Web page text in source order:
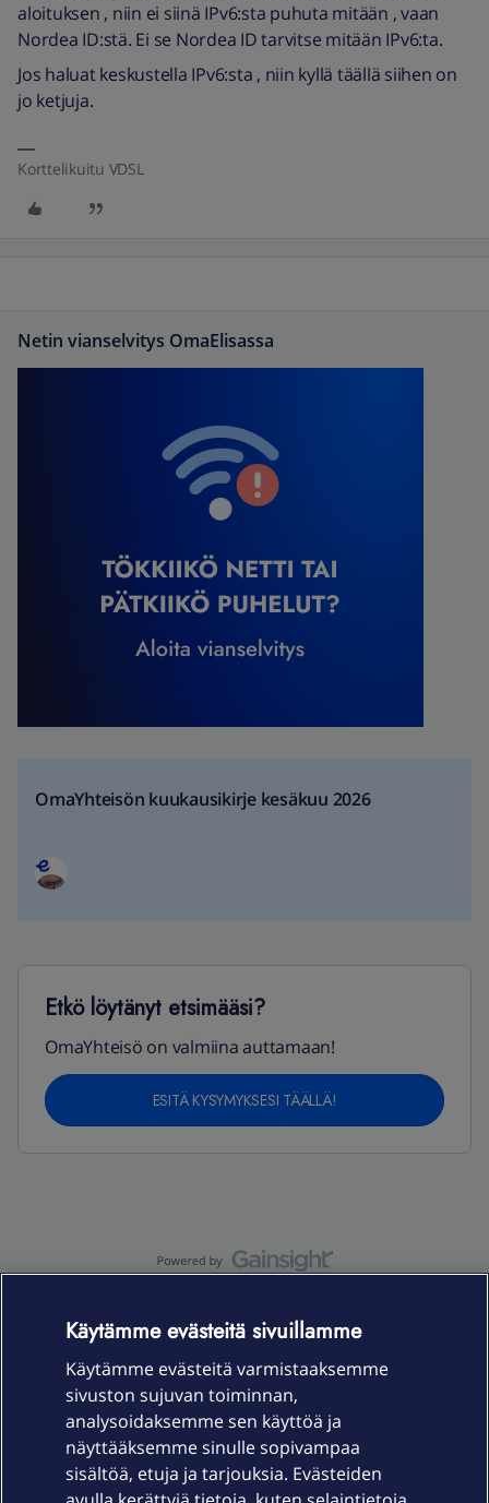
aloituksen , niin ei siinä IPv6:sta puhuta mitään , vaan
Nordea ID:stä. Ei se Nordea ID tarvitse mitään IPv6:ta.
Jos haluat keskustella IPv6:sta , niin kyllä täällä siihen on
jo ketjuja.
Korttelikuitu VDSL
Netin vianselvitys OmaElisassa
OmaYhteisön kuukausikirje kesäkuu 2026
Etkö löytänyt etsimääsi?
OmaYhteisö on valmiina auttamaan!
ESITÄ KYSYMYKSESI TÄÄLLÄ!
Laitteet & liittymät
Palvelut
Käytämme evästeitä sivuillamme
Käytämme evästeitä varmistaaksemme
sivuston sujuvan toiminnan,
analysoidaksemme sen käyttöä ja
näyttääksemme sinulle sopivampaa
sisältöä, etuja ja tarjouksia. Evästeiden